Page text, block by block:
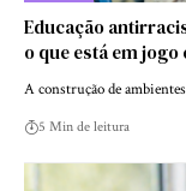
Educação
o que está em
A construção de
5 Min de leitura